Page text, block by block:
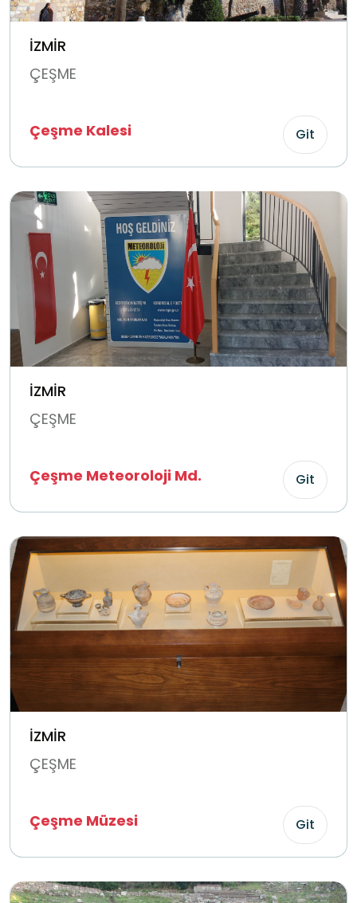
İZMİR
ÇEŞME
Çeşme Kalesi Git
İZMİR
ÇEŞME
Çeşme Meteoroloji Md. Git
İZMİR
ÇEŞME
Çeşme Müzesi Git